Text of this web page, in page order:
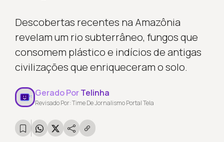
Descobertas recentes na Amazônia
revelam um rio subterrâneo, fungos que
consomem plástico e indícios de antigas
civilizações que enriqueceram o solo.
Gerado PorTelinha
Revisado Por: Time De Jornalismo Portal Tela